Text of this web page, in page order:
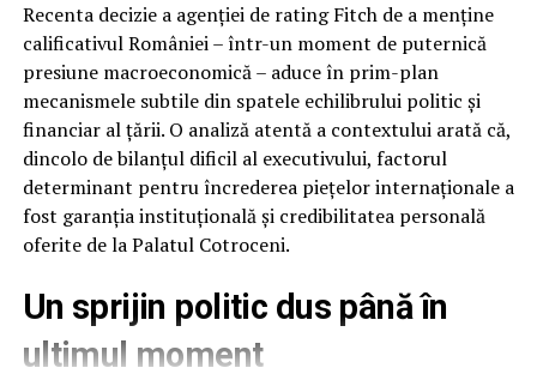
Recenta decizie a agenției de rating Fitch de a menține
calificativul României – într-un moment de puternică
presiune macroeconomică – aduce în prim-plan
mecanismele subtile din spatele echilibrului politic și
financiar al țării. O analiză atentă a contextului arată că,
dincolo de bilanțul dificil al executivului, factorul
determinant pentru încrederea piețelor internaționale a
fost garanția instituțională și credibilitatea personală
oferite de la Palatul Cotroceni.
Un sprijin politic dus până în
ultimul moment